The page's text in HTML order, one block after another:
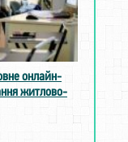
онлайн-
житлово-